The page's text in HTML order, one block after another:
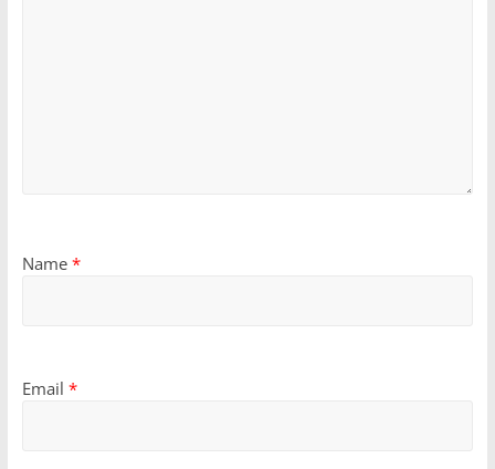
Name *
Email *